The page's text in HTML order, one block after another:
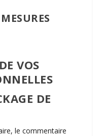
VOS
DE
le commentaire